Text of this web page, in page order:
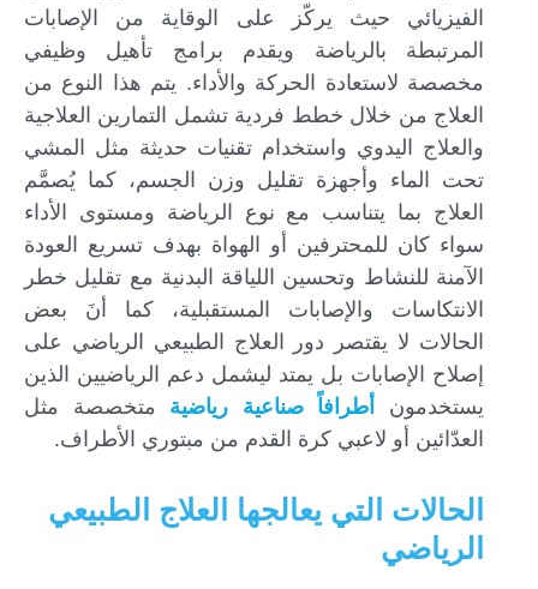
الفيزيائي حيث يركّز على الوقاية من الإصابات
المرتبطة بالرياضة ويقدم برامج تأهيل وظيفي
مخصصة لاستعادة الحركة والأداء. يتم هذا النوع من
العلاج من خلال خطط فردية تشمل التمارين العلاجية
والعلاج اليدوي واستخدام تقنيات حديثة مثل المشي
تحت الماء وأجهزة تقليل وزن الجسم، كما يُصمَّم
العلاج بما يتناسب مع نوع الرياضة ومستوى الأداء
سواء كان للمحترفين أو الهواة بهدف تسريع العودة
الآمنة للنشاط وتحسين اللياقة البدنية مع تقليل خطر
الانتكاسات والإصابات المستقبلية، كما أنَ بعض
الحالات لا يقتصر دور العلاج الطبيعي الرياضي على
إصلاح الإصابات بل يمتد ليشمل دعم الرياضيين الذين
يستخدمون أطرافاً صناعية رياضية متخصصة مثل
العدّائين أو لاعبي كرة القدم من مبتوري الأطراف.
الحالات التي يعالجها العلاج الطبيعي
الرياضي